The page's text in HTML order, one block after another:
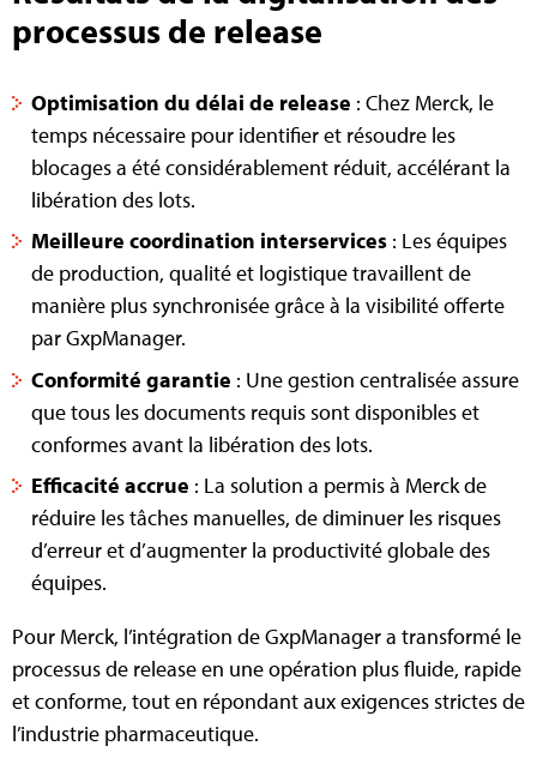
processus de release
Optimisation du délai de release : Chez Merck, le
temps nécessaire pour identifier et résoudre les
blocages a été considérablement réduit, accélérant la
libération des lots.
Meilleure coordination interservices : Les équipes
de production, qualité et logistique travaillent de
manière plus synchronisée grâce à la visibilité offerte
par GxpManager.
Conformité garantie : Une gestion centralisée assure
que tous les documents requis sont disponibles et
conformes avant la libération des lots.
Efficacité accrue : La solution a permis à Merck de
réduire les tâches manuelles, de diminuer les risques
d’erreur et d’augmenter la productivité globale des
équipes.
Pour Merck, l’intégration de GxpManager a transformé le
processus de release en une opération plus fluide, rapide
et conforme, tout en répondant aux exigences strictes de
l’industrie pharmaceutique.